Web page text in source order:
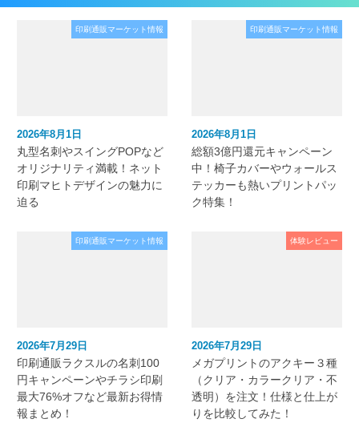
印刷通販マーケット情報
2026年8月1日
丸型名刺やスイングPOPなど
オリジナリティ満載！ネット
印刷マヒトデザインの魅力に
迫る
印刷通販マーケット情報
2026年8月1日
総額3億円還元キャンペーン
中！椅子カバーやウォールス
テッカーも熱いプリントパッ
ク特集！
印刷通販マーケット情報
2026年7月29日
印刷通販ラクスルの名刺100
円キャンペーンやチラシ印刷
最大76%オフなど最新お得情
報まとめ！
体験レビュー
2026年7月29日
メガプリントのアクキー３種
（クリア・カラークリア・不
透明）を注文！仕様と仕上が
りを比較してみた！